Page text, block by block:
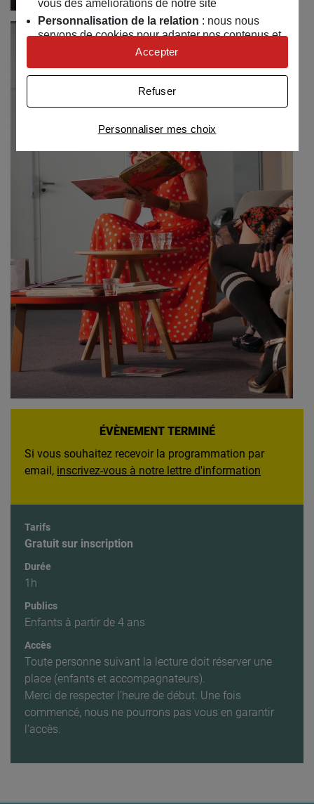
ÉVÈNEMENT TERMINÉ
Si vous souhaitez recevoir la programmation par
email, inscrivez-vous à notre lettre d'information
Tarifs
Gratuit sur inscription
Durée
1h
Publics
Enfants à partir de 4 ans
Accès
Toute personne suivant la lecture doit réserver une
place (enfants et accompagnateurs).
Merci de respecter l’heure de début. Une fois
commencé, nous ne pourrons pas vous en garantir
l’accès.
vous des améliorations de notre site
Personnalisation de la relation : nous nous
servons de cookies pour adapter nos contenus et
personnaliser nos offres
Univers publicitaire: nous utilisons avec nos
publicités personnalisées
Personnaliser mes choix
Refuser
Accepter